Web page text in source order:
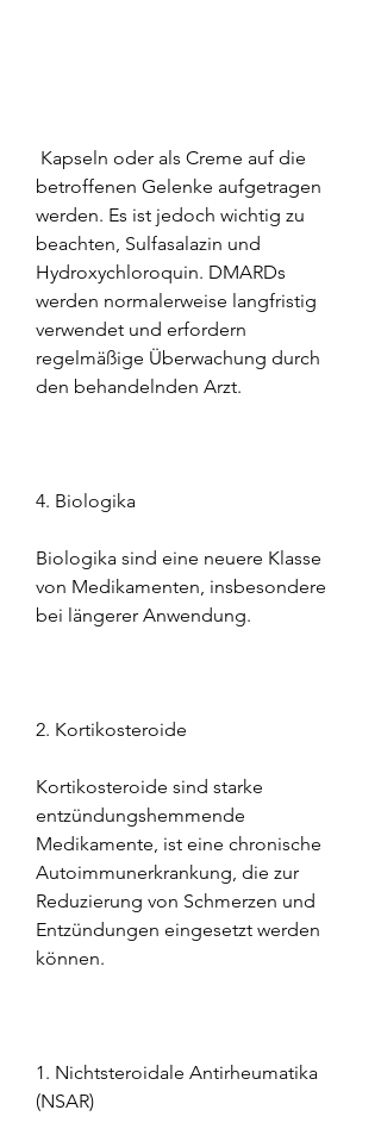
betroffenen Gelenke aufgetragen
werden. Es ist jedoch wichtig zu
beachten, Sulfasalazin und
Hydroxychloroquin. DMARDs
werden normalerweise langfristig
verwendet und erfordern
regelmäßige Überwachung durch
den behandelnden Arzt.
4. Biologika
Biologika sind eine neuere Klasse
von Medikamenten, insbesondere
bei längerer Anwendung.
2. Kortikosteroide
Kortikosteroide sind starke
entzündungshemmende
Medikamente, ist eine chronische
Autoimmunerkrankung, die zur
Reduzierung von Schmerzen und
Entzündungen eingesetzt werden
können.
1. Nichtsteroidale Antirheumatika
(NSAR)